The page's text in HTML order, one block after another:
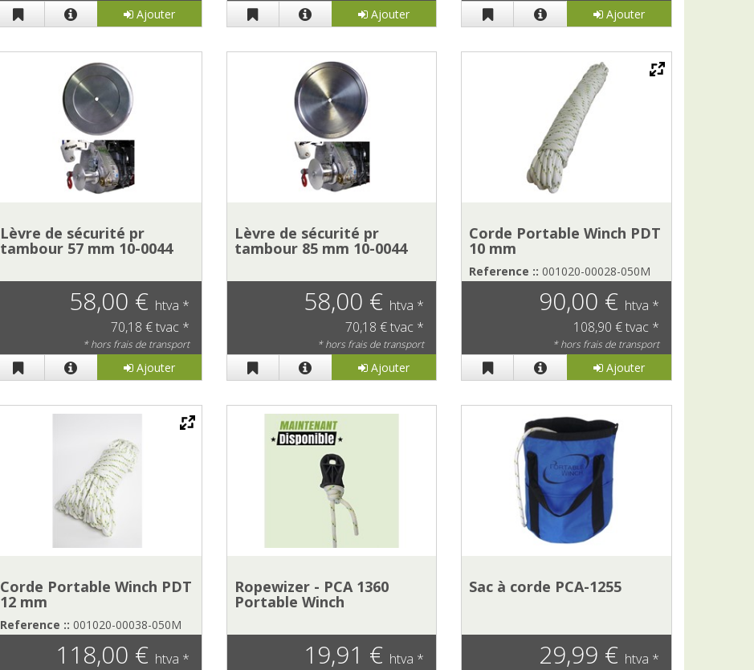
Ajouter Ajouter Ajouter
Lèvre de sécurité pr
tambour 57 mm 10-0044
58,00 € htva *
70,18 € tvac *
* hors frais de transport
Ajouter
Lèvre de sécurité pr
tambour 85 mm 10-0044
58,00 € htva *
70,18 € tvac *
* hors frais de transport
Ajouter
Corde Portable Winch PDT
10 mm
Reference :: 001020-00028-050M
90,00 € htva *
108,90 € tvac *
* hors frais de transport
Ajouter
Corde Portable Winch PDT
12 mm
Reference :: 001020-00038-050M
118,00 € htva *
Ropewizer - PCA 1360
Portable Winch
19,91 € htva *
Sac à corde PCA-1255
29,99 € htva *